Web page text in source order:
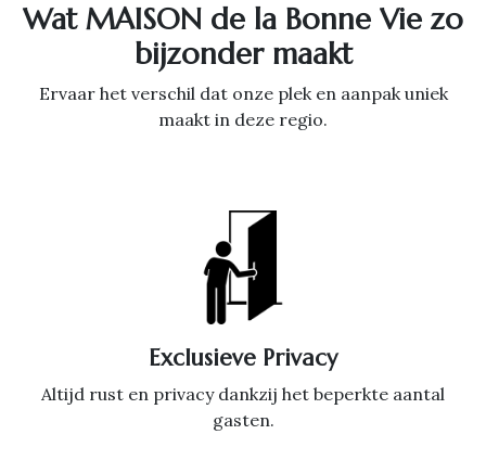
Wat MAISON de la Bonne Vie zo
bijzonder maakt
Ervaar het verschil dat onze plek en aanpak uniek
maakt in deze regio.
Exclusieve Privacy
Altijd rust en privacy dankzij het beperkte aantal
gasten.